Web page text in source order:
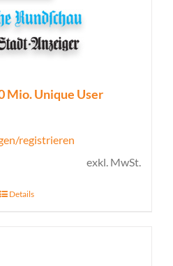
Mio. Unique User
registrieren
exkl. MwSt.
Details